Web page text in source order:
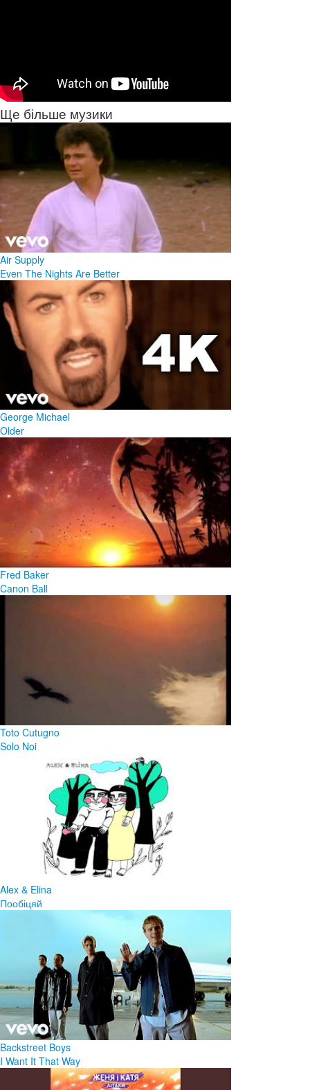
Ще більше музики
Air Supply
Even The Nights Are Better
George Michael
Older
Fred Baker
Canon Ball
Toto Cutugno
Solo Noi
Alex & Elina
Пообіцяй
Backstreet Boys
I Want It That Way